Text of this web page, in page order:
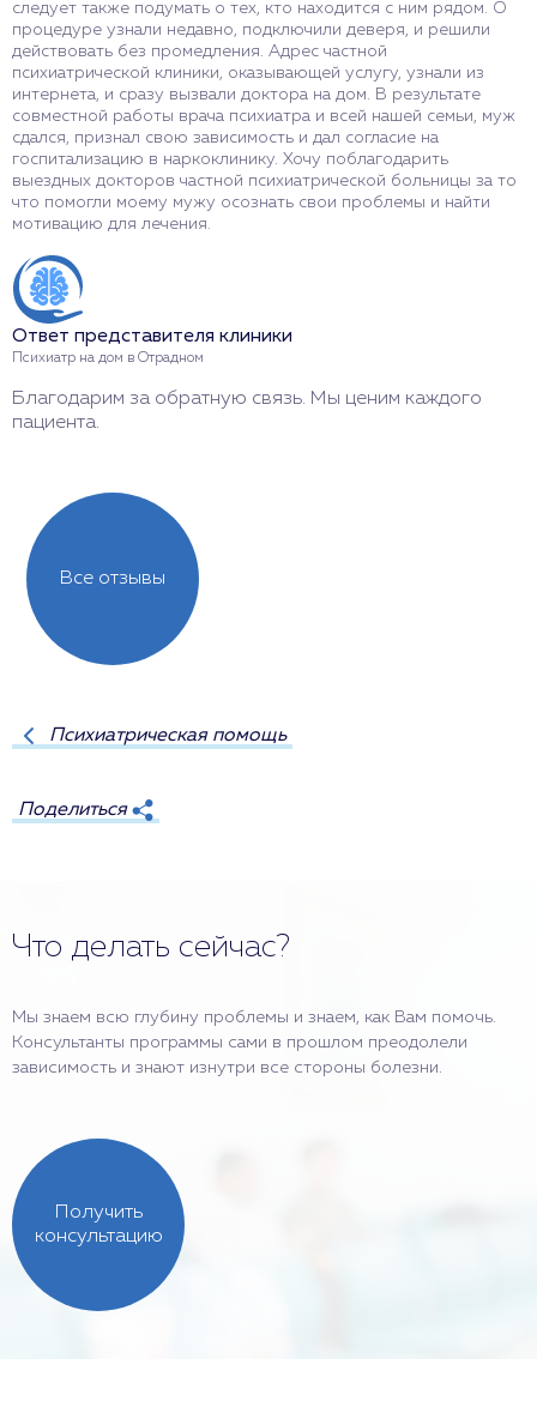
следует также подумать о тех, кто находится с ним рядом. О
процедуре узнали недавно, подключили деверя, и решили
действовать без промедления. Адрес частной
психиатрической клиники, оказывающей услугу, узнали из
интернета, и сразу вызвали доктора на дом. В результате
совместной работы врача психиатра и всей нашей семьи, муж
сдался, признал свою зависимость и дал согласие на
госпитализацию в наркоклинику. Хочу поблагодарить
выездных докторов частной психиатрической больницы за то
что помогли моему мужу осознать свои проблемы и найти
мотивацию для лечения.
Ответ представителя клиники
Психиатр на дом в Отрадном
Благодарим за обратную связь. Мы ценим каждого
пациента.
Все отзывы
Психиатрическая помощь
Поделиться
Что делать сейчас?
Мы знаем всю глубину проблемы и знаем, как Вам помочь.
Консультанты программы сами в прошлом преодолели
зависимость и знают изнутри все стороны болезни.
Получить
консультацию